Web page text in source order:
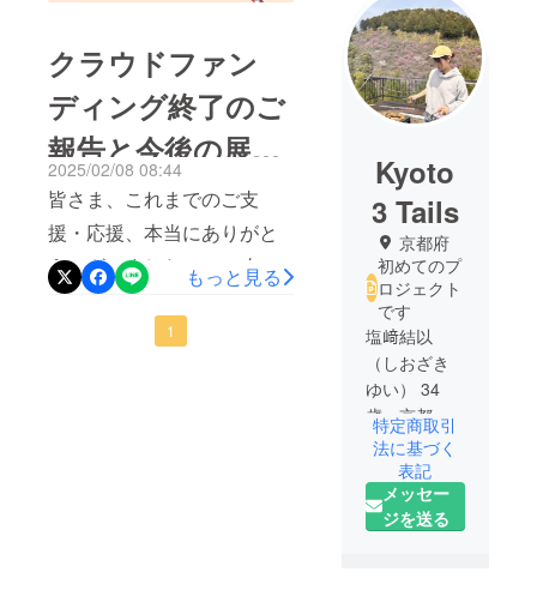
クラウドファン
ディング終了のご
報告と今後の展望
について
2025/02/08 08:44
皆さま、これまでのご支
援・応援、本当にありがと
うございました！2025年2
月7日をもちまして、クラウ
ドファンディングが終了
もっと見る
1
Kyoto
3 Tails
京都府
初めてのプ
ロジェクト
です
塩﨑結以
（しおざき
ゆい） 34
歳 京都出
身 京都市
右京区在
住。 夫・
息子(5歳)・
特定商取引
法に基づく
表記
メッセー
ジを送る